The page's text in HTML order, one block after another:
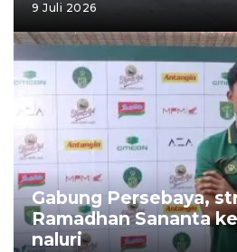
9 Juli 2026
Gabung Persebaya,
Ramadhan Sananta
naluri